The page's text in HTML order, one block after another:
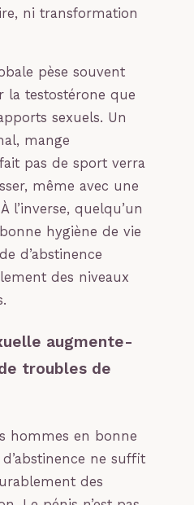
ni transformation
pèse souvent
la testostérone que
sexuels. Un
mange
pas de sport verra
même avec une
l’inverse, quelqu’un
hygiène de vie
d’abstinence
des niveaux
augmente-
troubles de
hommes en bonne
ne suffit
des